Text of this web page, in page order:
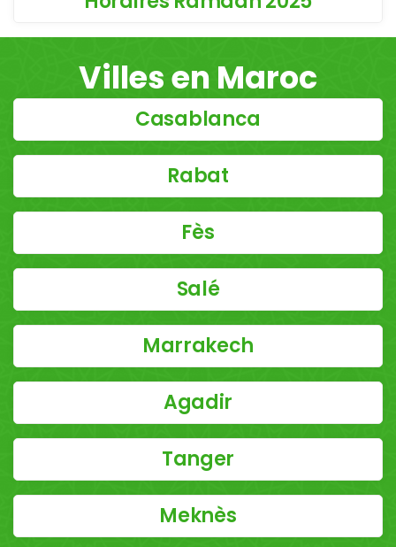
Villes en Maroc
Casablanca
Rabat
Fès
Salé
Marrakech
Agadir
Tanger
Meknès